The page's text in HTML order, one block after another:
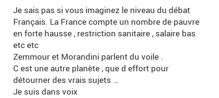
Je sais pas si vous imaginez le niveau du débat
Français. La France compte un nombre de pauvre
en forte hausse , restriction sanitaire , salaire bas
etc etc
Zemmour et Morandini parlent du voile .
C est une autre planète , que d effort pour
détourner des vrais sujets …
Je suis dans voix